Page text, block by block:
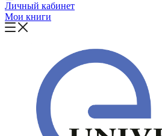
Личный кабинет
Мои книги